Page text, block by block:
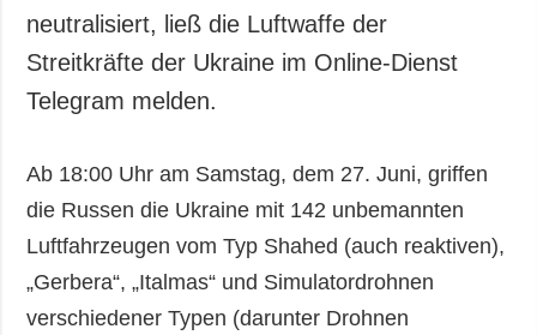
Veröffentlichungen
Interview
Fotos
Abonnement
Fotobank
neutralisiert, ließ die Luftwaffe der
Streitkräfte der Ukraine im Online-Dienst
Telegram melden.
Ab 18:00 Uhr am Samstag, dem 27. Juni, griffen
die Russen die Ukraine mit 142 unbemannten
Luftfahrzeugen vom Typ Shahed (auch reaktiven),
„Gerbera“, „Italmas“ und Simulatordrohnen
verschiedener Typen (darunter Drohnen